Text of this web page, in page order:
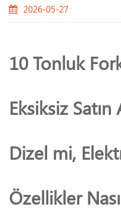
2026-05-27
10 Tonluk
Eksiksiz
Dizel mi,
Özellikler